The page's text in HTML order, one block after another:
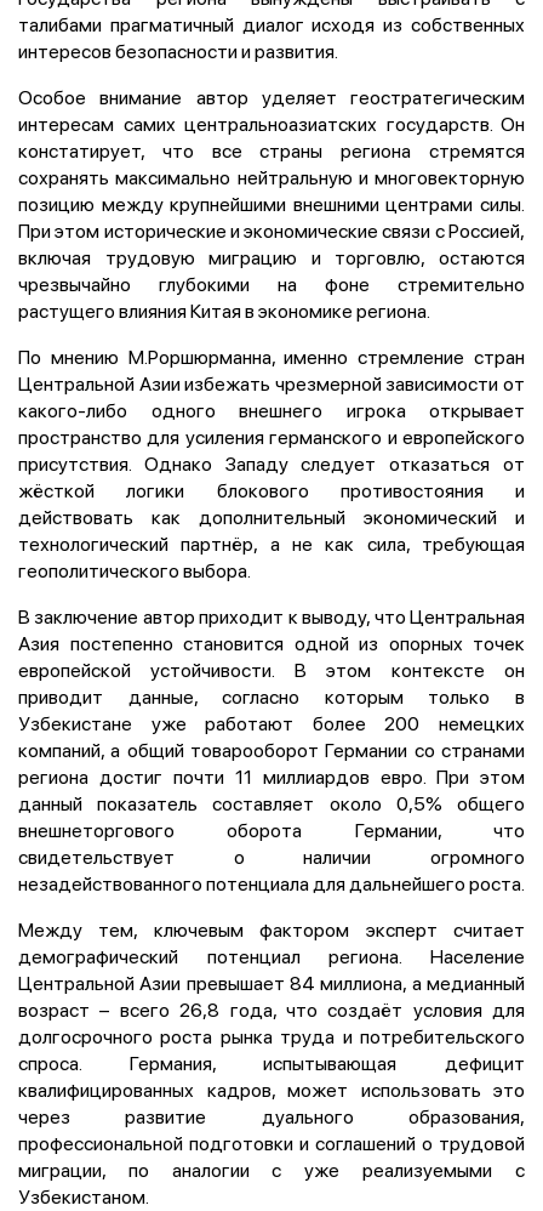
талибами прагматичный диалог исходя из собственных
интересов безопасности и развития.
Особое внимание автор уделяет геостратегическим
интересам самих центральноазиатских государств. Он
констатирует, что все страны региона стремятся
сохранять максимально нейтральную и многовекторную
позицию между крупнейшими внешними центрами силы.
При этом исторические и экономические связи с Россией,
включая трудовую миграцию и торговлю, остаются
чрезвычайно глубокими на фоне стремительно
растущего влияния Китая в экономике региона.
По мнению М.Роршюрманна, именно стремление стран
Центральной Азии избежать чрезмерной зависимости от
какого-либо одного внешнего игрока открывает
пространство для усиления германского и европейского
присутствия. Однако Западу следует отказаться от
жёсткой логики блокового противостояния и
действовать как дополнительный экономический и
технологический партнёр, а не как сила, требующая
геополитического выбора.
В заключение автор приходит к выводу, что Центральная
Азия постепенно становится одной из опорных точек
европейской устойчивости. В этом контексте он
приводит данные, согласно которым только в
Узбекистане уже работают более 200 немецких
компаний, а общий товарооборот Германии со странами
региона достиг почти 11 миллиардов евро. При этом
данный показатель составляет около 0,5% общего
внешнеторгового оборота Германии, что
свидетельствует о наличии огромного
незадействованного потенциала для дальнейшего роста.
Между тем, ключевым фактором эксперт считает
демографический потенциал региона. Население
Центральной Азии превышает 84 миллиона, а медианный
возраст – всего 26,8 года, что создаёт условия для
долгосрочного роста рынка труда и потребительского
спроса. Германия, испытывающая дефицит
квалифицированных кадров, может использовать это
через развитие дуального образования,
профессиональной подготовки и соглашений о трудовой
миграции, по аналогии с уже реализуемыми с
Узбекистаном.